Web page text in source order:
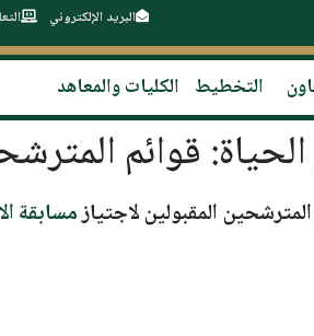
البريد الإلكتروني
التخطيط الكليات والمعاهد
قوائم
المقبولين لاجتيازمسابقة